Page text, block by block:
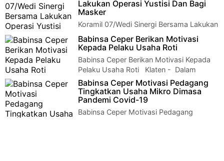
Lakukan Operasi Yustisi Dan Bagi
Masker
Koramil 07/Wedi Sinergi Bersama Lakukan
Operasi Yustisi Dan Bagi Masker Klateni
- Koramil 07/Wedi Kodim 0723/K…
Babinsa Ceper Berikan Motivasi
Kepada Pelaku Usaha Roti
Babinsa Ceper Berikan Motivasi Kepada
Pelaku Usaha Roti Klaten - Dalam
komunikasi sosial (Komsos) kali ini …Babinsa Ceper Motivasi Pedagang
Tingkatkan Usaha Mikro Dimasa
Pandemi Covid-19
Babinsa Ceper Motivasi Pedagang